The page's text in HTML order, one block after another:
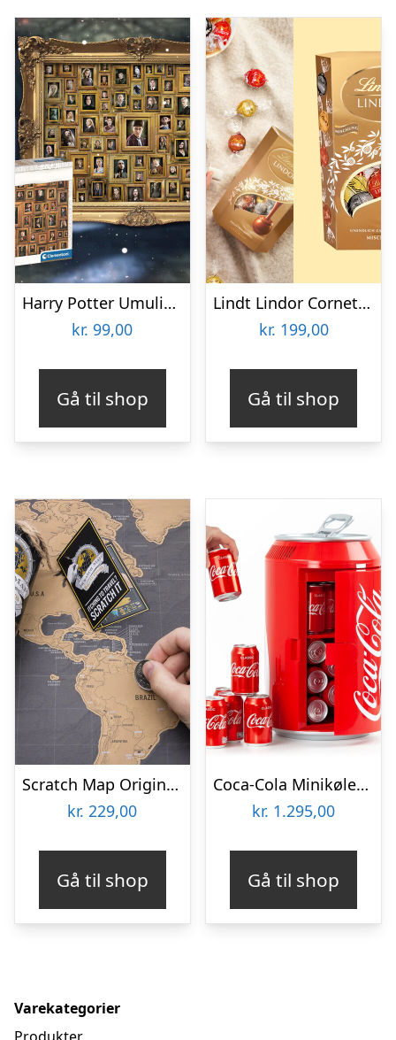
Harry Potter Umulig Puslespil
kr. 99,00
Gå til shop
Lindt Lindor Cornet 500 gram – Blandet chokolade
kr. 199,00
Gå til shop
Scratch Map Original Deluxe
kr. 229,00
Gå til shop
Coca-Cola Minikøleskab
kr. 1.295,00
Gå til shop
Varekategorier